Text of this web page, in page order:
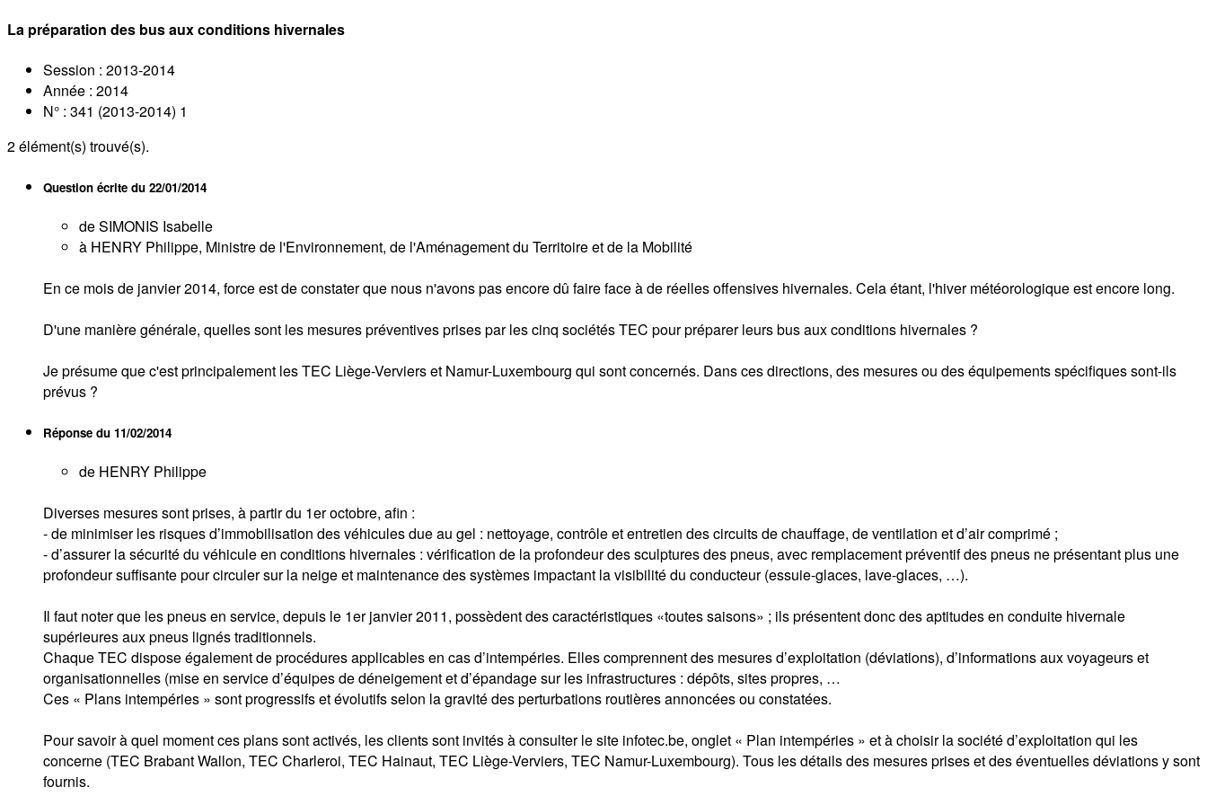
La préparation des bus aux conditions hivernales
Session : 2013-2014
Année : 2014
N° : 341 (2013-2014) 1
2élément(s) trouvé(s).
Question écrite du 22/01/2014
de SIMONIS Isabelle
à HENRY Philippe, Ministre de l'Environnement, de l'Aménagement du Territoire et de la Mobilité
En ce mois de janvier 2014, force est de constater que nous n'avons pas encore dû faire face à de réelles offensives hivernales. Cela étant, l'hiver météorologique est encore long.
D'une manière générale, quelles sont les mesures préventives prises par les cinq sociétés TEC pour préparer leurs bus aux conditions hivernales ?
Je présume que c'est principalement les TEC Liège-Verviers et Namur-Luxembourg qui sont concernés. Dans ces directions, des mesures ou des équipements spécifiques sont-ils
prévus ?
Réponse du 11/02/2014
de HENRY Philippe
Diverses mesures sont prises, à partir du 1er octobre, afin :
- de minimiser les risques d’immobilisation des véhicules due au gel : nettoyage, contrôle et entretien des circuits de chauffage, de ventilation et d’air comprimé ;
- d’assurer la sécurité du véhicule en conditions hivernales : vérification de la profondeur des sculptures des pneus, avec remplacement préventif des pneus ne présentant plus une
profondeur suffisante pour circuler sur la neige et maintenance des systèmes impactant la visibilité du conducteur (essuie-glaces, lave-glaces, …).
Il faut noter que les pneus en service, depuis le 1er janvier 2011, possèdent des caractéristiques «toutes saisons» ; ils présentent donc des aptitudes en conduite hivernale
supérieures aux pneus lignés traditionnels.
Chaque TEC dispose également de procédures applicables en cas d’intempéries. Elles comprennent des mesures d’exploitation (déviations), d’informations aux voyageurs et
organisationnelles (mise en service d’équipes de déneigement et d’épandage sur les infrastructures : dépôts, sites propres, …
Ces « Plans intempéries » sont progressifs et évolutifs selon la gravité des perturbations routières annoncées ou constatées.
Pour savoir à quel moment ces plans sont activés, les clients sont invités à consulter le site infotec.be, onglet « Plan intempéries » et à choisir la société d’exploitation qui les
concerne (TEC Brabant Wallon, TEC Charleroi, TEC Hainaut, TEC Liège-Verviers, TEC Namur-Luxembourg). Tous les détails des mesures prises et des éventuelles déviations y sont
fournis.